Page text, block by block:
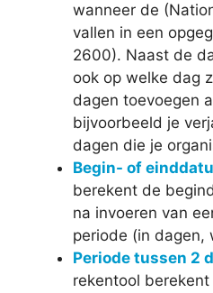
wanneer de
vallen in een
2600). Naast de
ook op welke dag
dagen toevoegen
bijvoorbeeld je
dagen die je
Begin- of
berekent de
na invoeren van
periode (in dagen,
Periode tussen 2
rekentool